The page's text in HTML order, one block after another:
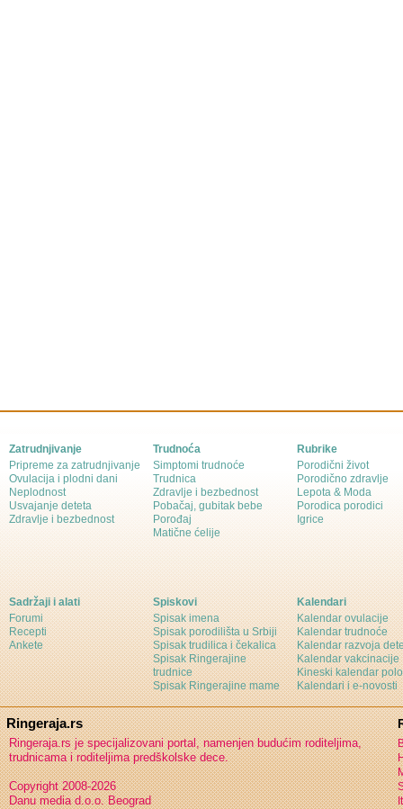
Zatrudnjivanje
Pripreme za zatrudnjivanje
Ovulacija i plodni dani
Neplodnost
Usvajanje deteta
Zdravlje i bezbednost
Trudnoća
Simptomi trudnoće
Trudnica
Zdravlje i bezbednost
Pobačaj, gubitak bebe
Porođaj
Matične ćelije
Rubrike
Porodični život
Porodično zdravlje
Lepota & Moda
Porodica porodici
Igrice
Sadržaji i alati
Forumi
Recepti
Ankete
Spiskovi
Spisak imena
Spisak porodilišta u Srbiji
Spisak trudilica i čekalica
Spisak Ringerajine
trudnice
Spisak Ringerajine mame
Kalendari
Kalendar ovulacije
Kalendar trudnoće
Kalendar razvoja
Kalendar vakcinacije
Kineski kalendar
Kalendari i e-novosti
Ringeraja.rs
Ringeraja.rs je specijalizovani portal, namenjen budućim roditeljima,
trudnicama i roditeljima predškolske dece.
Copyright 2008-2026
Danu media d.o.o. Beograd